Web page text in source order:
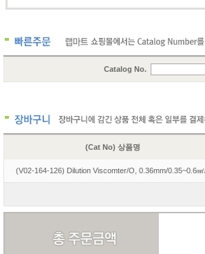
Catalog No.
(Cat No) 상품명
(V02-164-126) Dilution Viscomter/O, 0.36mm/0.35~0.6